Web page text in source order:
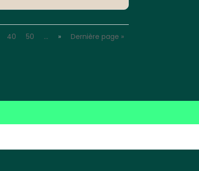
40 50 … » Dernière page »